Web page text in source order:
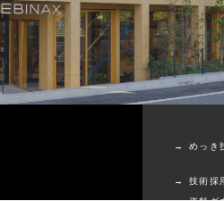
→ めっき
→ 技術採